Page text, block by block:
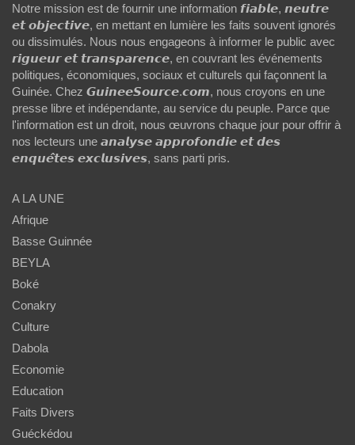
Notre mission est de fournir une information 𝙛𝙞𝙖𝙗𝙡𝙚, 𝙣𝙚𝙪𝙩𝙧𝙚
𝙚𝙩 𝙤𝙗𝙟𝙚𝙘𝙩𝙞𝙫𝙚, en mettant en lumière les faits souvent ignorés
ou dissimulés. Nous nous engageons à informer le public avec
𝙧𝙞𝙜𝙪𝙚𝙪𝙧 𝙚𝙩 𝙩𝙧𝙖𝙣𝙨𝙥𝙖𝙧𝙚𝙣𝙘𝙚, en couvrant les événements
politiques, économiques, sociaux et culturels qui façonnent la
Guinée. Chez 𝙂𝙪𝙞𝙣𝙚𝙚𝙎𝙤𝙪𝙧𝙘𝙚.𝙘𝙤𝙢, nous croyons en une
presse libre et indépendante, au service du peuple. Parce que
l'information est un droit, nous œuvrons chaque jour pour offrir à
nos lecteurs une 𝙖𝙣𝙖𝙡𝙮𝙨𝙚 𝙖𝙥𝙥𝙧𝙤𝙛𝙤𝙣𝙙𝙞𝙚 𝙚𝙩 𝙙𝙚𝙨
𝙚𝙣𝙦𝙪𝙚̂𝙩𝙚𝙨 𝙚𝙭𝙘𝙡𝙪𝙨𝙞𝙫𝙚𝙨, sans parti pris.
A LA UNE
Afrique
Basse Guinnée
BEYLA
Boké
Conakry
Culture
Dabola
Economie
Education
Faits Divers
Guéckédou